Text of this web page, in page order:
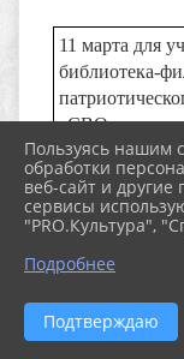
11 марта для
библиотека-
„СВО:
участник
писатель-
против
доступной
Пользуясь нашим
обработки
веб-сайт и
сервисы
"PRO.Культура",
Подробнее
Подтверждаю